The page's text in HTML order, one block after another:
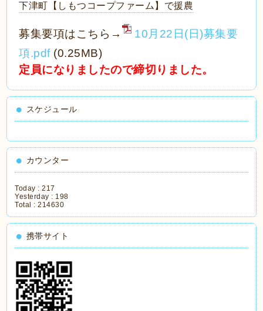
下津町【しもつコープファーム】で援農
募集要項はこちら→
10月22日(日)募集要
項.pdf(0.25MB)
定員になりましたので締切りました。
スケジュール
カウンター
Today :217
Yesterday : 198
Total :214630
携帯サイト